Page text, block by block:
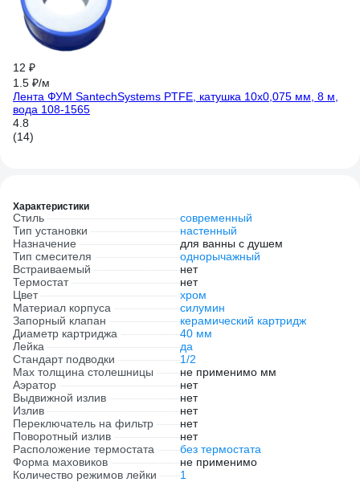
12 ₽
1.5 ₽/м
Лента ФУМ SantechSystems PTFE, катушка 10х0,075 мм, 8 м,
вода 108-1565
4.8
(14)
Характеристики
Стиль
современный
Тип установки
настенный
Назначение
для ванны с душем
Тип смесителя
однорычажный
Встраиваемый
нет
Термостат
нет
Цвет
хром
Материал корпуса
силумин
Запорный клапан
керамический картридж
Диаметр картриджа
40 мм
Лейка
да
Стандарт подводки
1/2
Мах толщина столешницы
не применимо мм
Аэратор
нет
Выдвижной излив
нет
Излив
нет
Переключатель на фильтр
нет
Поворотный излив
нет
Расположение термостата
без термостата
Форма маховиков
не применимо
Количество режимов лейки
1